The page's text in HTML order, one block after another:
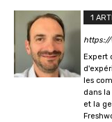
1
https://
Expert
les
dans
et la